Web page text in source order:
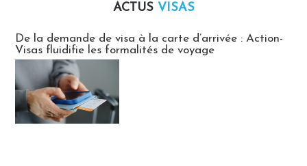
ACTUS VISAS
De la demande de visa à la carte d’arrivée : Action-
Visas fluidifie les formalités de voyage